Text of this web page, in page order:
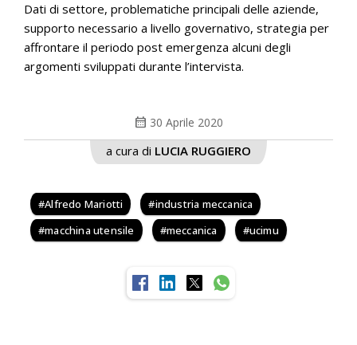
Dati di settore, problematiche principali delle aziende,
supporto necessario a livello governativo, strategia per
affrontare il periodo post emergenza alcuni degli
argomenti sviluppati durante l’intervista.
calendar_month 30 Aprile 2020
a cura di LUCIA RUGGIERO
Alfredo Mariotti
industria meccanica
macchina utensile
meccanica ucimu